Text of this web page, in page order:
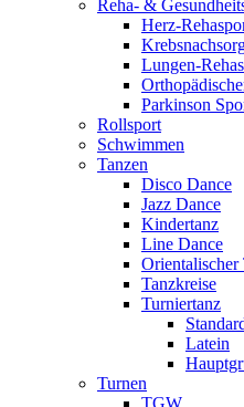
Reha- &
Herz-
Lungen-
Parkinson
Rollsport
Schwimmen
Tanzen
Disco Dance
Jazz Dance
Kindertanz
Line Dance
Orientalischer
Tanzkreise
Turniertanz
Latein
Turnen
TGW